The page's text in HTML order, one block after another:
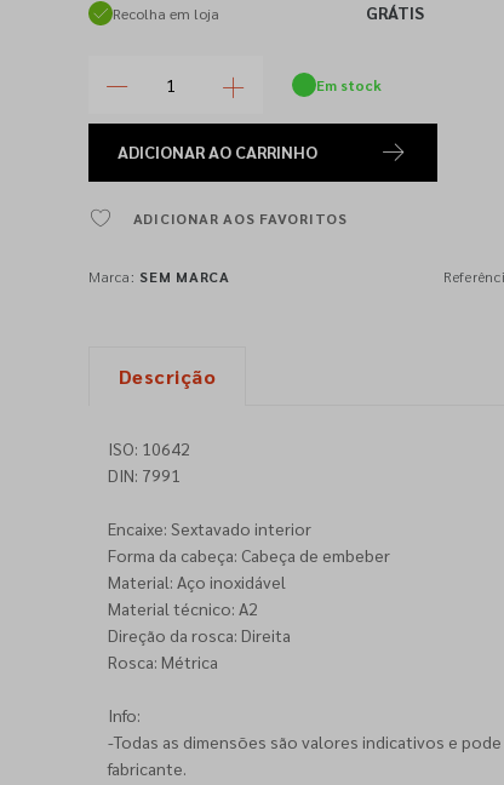
Recolha em loja
GRÁTIS
Em stock
ADICIONARAO CARRINHO
ADICIONAR AOS FAVORITOS
Marca: SEM MARCA
Descrição
ISO: 10642
DIN: 7991
Encaixe: Sextavado interior
Forma da cabeça: Cabeça de embeber
Material: Aço inoxidável
Material técnico: A2
Direção da rosca: Direita
Rosca: Métrica
Info:
-Todas as dimensões são valores indicativos e
fabricante.